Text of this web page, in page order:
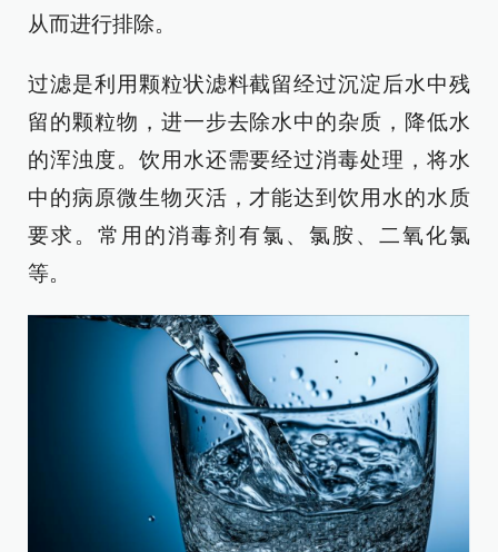
从而进行排除。
过滤是利用颗粒状滤料截留经过沉淀后水中残
留的颗粒物，进一步去除水中的杂质，降低水
的浑浊度。饮用水还需要经过消毒处理，将水
中的病原微生物灭活，才能达到饮用水的水质
要求。常用的消毒剂有氯、氯胺、二氧化氯
等。